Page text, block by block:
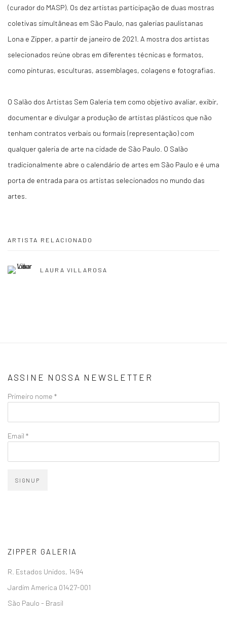
(curador do MASP). Os dez artistas participação de duas mostras
coletivas simultâneas em São Paulo, nas galerias paulistanas
Lona e Zipper, a partir de janeiro de 2021. A mostra dos artistas
selecionados reúne obras em diferentes técnicas e formatos,
como pinturas, esculturas, assemblages, colagens e fotografias.
O Salão dos Artistas Sem Galeria tem como objetivo avaliar, exibir,
documentar e divulgar a produção de artistas plásticos que não
tenham contratos verbais ou formais (representação) com
qualquer galeria de arte na cidade de São Paulo. O Salão
tradicionalmente abre o calendário de artes em São Paulo e é uma
porta de entrada para os artistas selecionados no mundo das
artes.
ARTISTA RELACIONADO
LAURA VILLAROSA
ASSINE NOSSA NEWSLETTER
Primeiro nome *
Email *
SIGNUP
ZIPPER GALERIA
R. Estados Unidos, 1494
Jardim America 01427-001
São Paulo - Brasil